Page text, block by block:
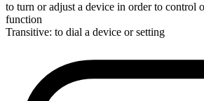
to turn or adjust a device in order to control
function
Transitive: to dial a device or setting